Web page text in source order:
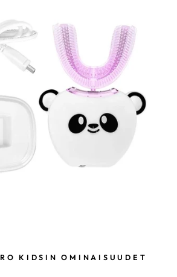
KIDSIN OMINAISUUDET